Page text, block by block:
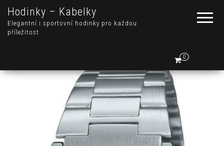
Hodinky – Kabelky
Elegantní i sportovní hodinky pro každou
příležitost
0